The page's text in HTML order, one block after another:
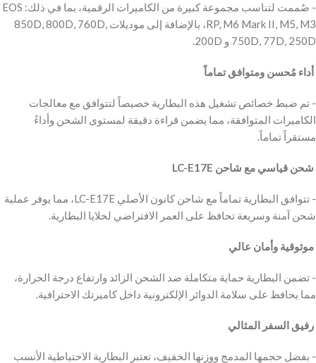
‫- صُممت لتناسب مجموعة كبيرة من الكاميرات الرقمية، بما في ذلك: EOS
RP, M6 Mark II, M5, M3، بالإضافة إلى موديلات 850D, 800D, 760D,
750D, 77D, 250D و 200D.
‫ أداء مُحسن ومتوافق تماماً
‫- تم ضبط خصائص تشغيل هذه البطارية خصيصاً لتتوافق مع معالجات
الكاميرات المتوافقة، مما يضمن قراءة دقيقة لمستوى الشحن وأداءً
مستقراً تماماً.
‫ شحن قياسي مع شاحن LC-E17E
‫- تتوافق البطارية تماماً مع شاحن كانون الأصلي LC-E17E، مما يوفر عملية
شحن آمنة وسريعة تحافظ على العمر الافتراضي لخلايا البطارية.
‫ موثوقية وأمان عالي
‫- تضمن البطارية حماية متكاملة ضد الشحن الزائد وارتفاع درجة الحرارة،
مما يحافظ على سلامة الدوائر الإلكترونية داخل كاميرتك الاحترافية.
‫ رفيق السفر المثالي
‫- بفضل حجمها المدمج ووزنها الخفيف، تعتبر البطارية الاحتياطية الأنسب